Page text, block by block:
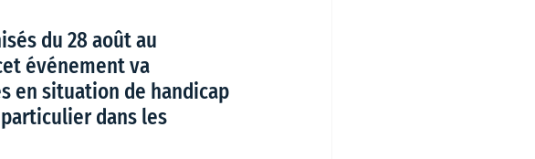
du 28 août au
événement va
en situation de handicap
particulier dans les